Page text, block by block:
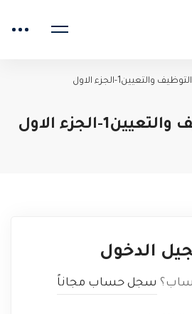
والتعيين1-الجزء الاول
الجزء الاول
الدخول
سجل حساب مجاناً